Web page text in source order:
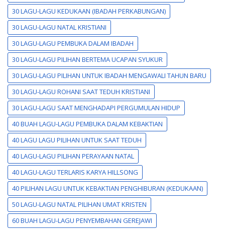
30 LAGU-LAGU KEDUKAAN (IBADAH PERKABUNGAN)
30 LAGU-LAGU NATAL KRISTIANI
30 LAGU-LAGU PEMBUKA DALAM IBADAH
30 LAGU-LAGU PILIHAN BERTEMA UCAPAN SYUKUR
30 LAGU-LAGU PILIHAN UNTUK IBADAH MENGAWALI TAHUN BARU
30 LAGU-LAGU ROHANI SAAT TEDUH KRISTIANI
30 LAGU-LAGU SAAT MENGHADAPI PERGUMULAN HIDUP
40 BUAH LAGU-LAGU PEMBUKA DALAM KEBAKTIAN
40 LAGU LAGU PILIHAN UNTUK SAAT TEDUH
40 LAGU-LAGU PILIHAN PERAYAAN NATAL
40 LAGU-LAGU TERLARIS KARYA HILLSONG
40 PILIHAN LAGU UNTUK KEBAKTIAN PENGHIBURAN (KEDUKAAN)
50 LAGU-LAGU NATAL PILIHAN UMAT KRISTEN
60 BUAH LAGU-LAGU PENYEMBAHAN GEREJAWI